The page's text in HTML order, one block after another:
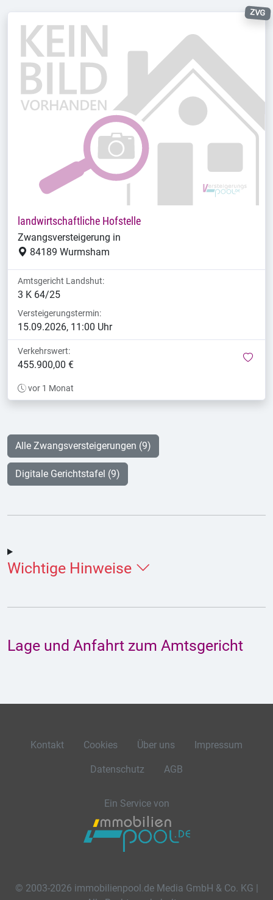
ZVG
landwirtschaftliche Hofstelle
Zwangsversteigerung in
84189 Wurmsham
Amtsgericht Landshut:
3 K 64/25
Versteigerungstermin:
15.09.2026, 11:00 Uhr
Verkehrswert:
455.900,00 €
vor 1 Monat
Alle Zwangsversteigerungen (9)
Digitale Gerichtstafel (9)
Wichtige Hinweise
Lage und Anfahrt zum Amtsgericht
Kontakt Cookies Über uns Impressum
Datenschutz AGB
Ein Service von
© 2003-2026 immobilienpool.de Media GmbH & Co. KG |